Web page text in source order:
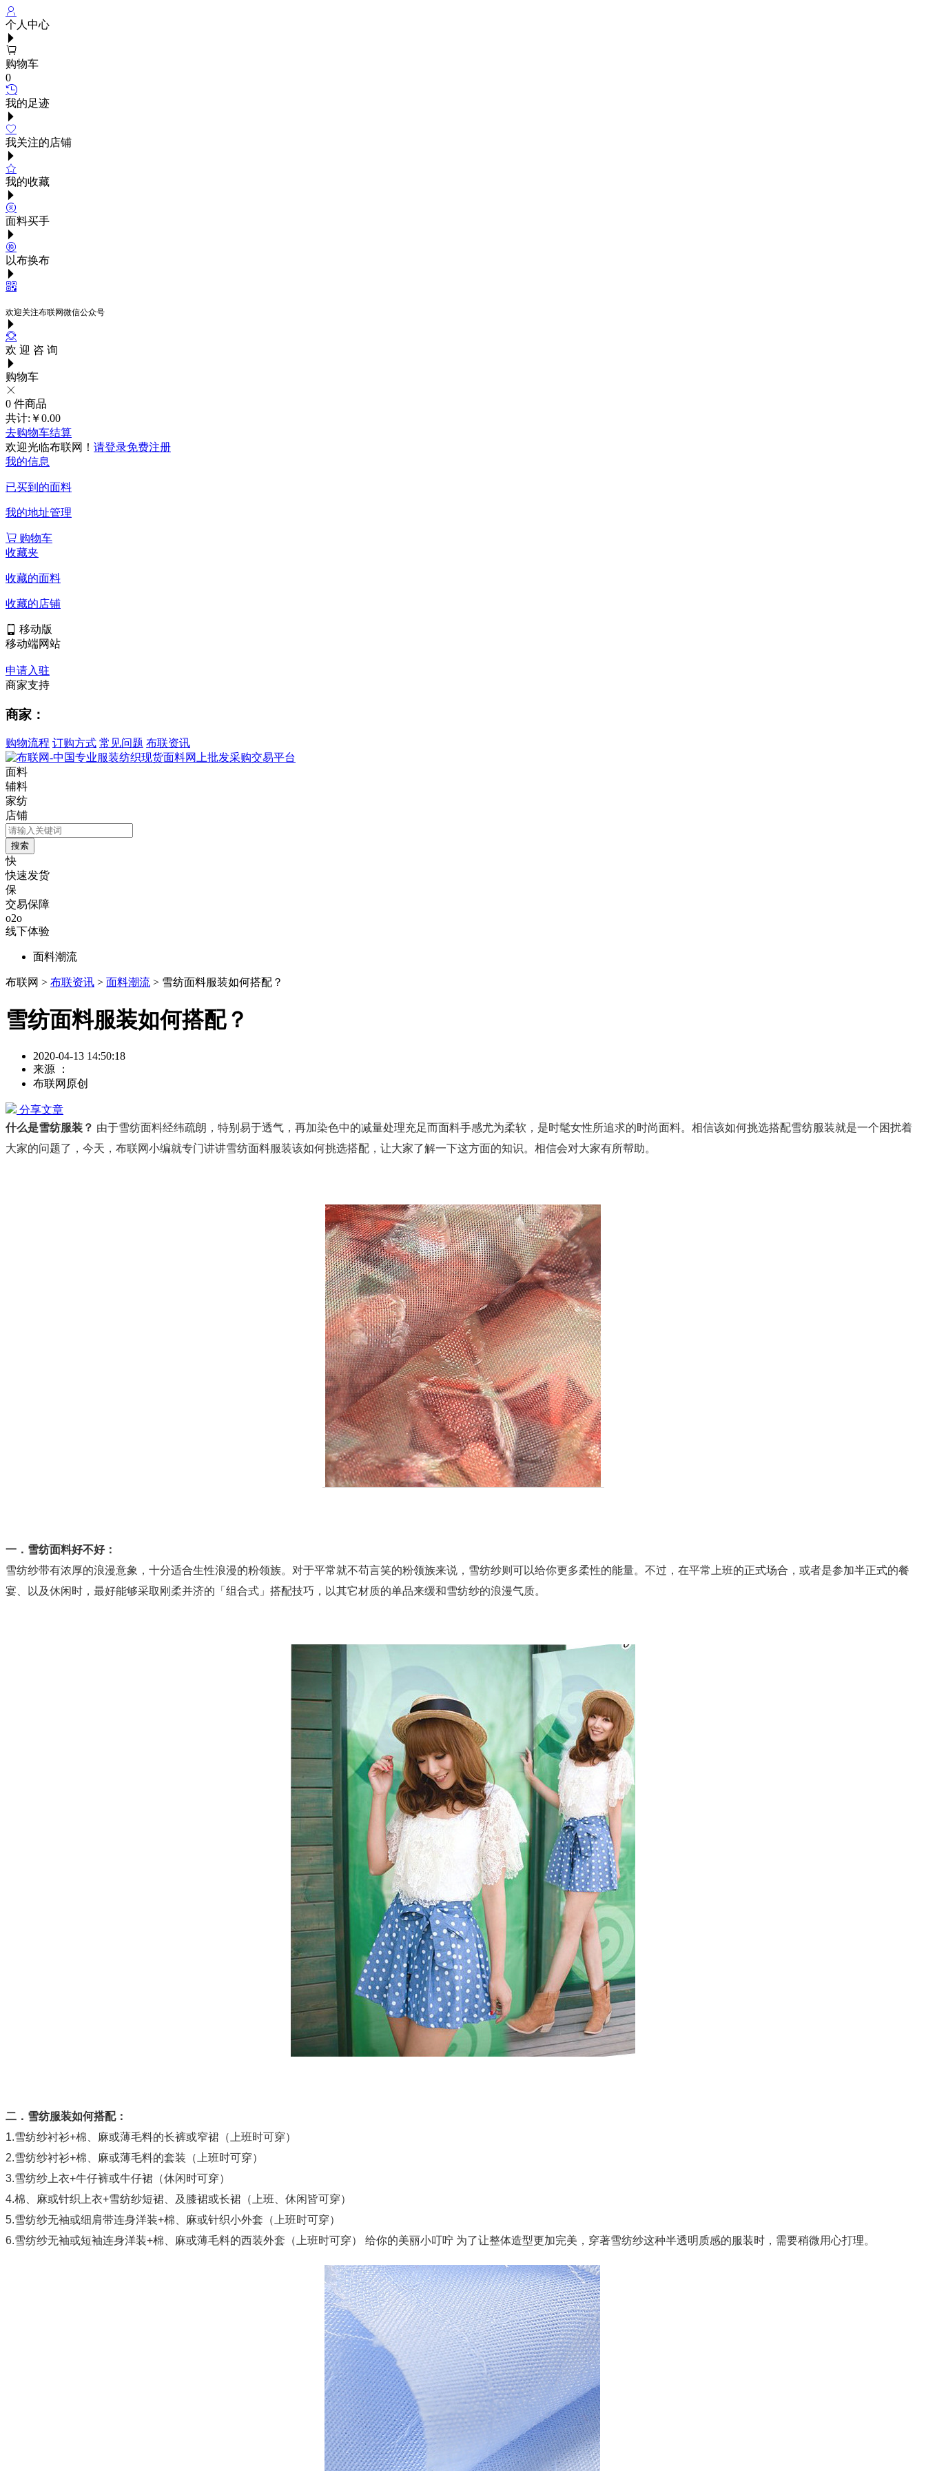
个人中心
购物车
0
我的足迹
我关注的店铺
我的收藏
面料买手
以布换布
欢迎关注布联网微信公众号
欢 迎 咨 询
购物车
0 件商品
共计: ￥0.00
去购物车结算
欢迎光临布联网！ 请登录免费注册
我的信息
已买到的面料
我的地址管理
购物车
收藏夹
收藏的面料
收藏的店铺
移动版
移动端网站
申请入驻
商家支持
商家：
购物流程 订购方式 常见问题 布联资讯
面料
辅料
家纺
店铺
快
快速发货
保
交易保障
o2o
线下体验
面料潮流
布联网 > 布联资讯 > 面料潮流 > 雪纺面料服装如何搭配？
雪纺面料服装如何搭配？
2020-04-13 14:50:18
来源 ：
布联网原创
分享文章
什么是雪纺服装？ 由于雪纺面料经纬疏朗，特别易于透气，再加染色中的减量处理充足而面料手感尤为柔软，是时髦女性所追求的时尚面料。相信该如何挑选搭配雪纺服装就是一个困扰着
大家的问题了，今天，布联网小编就专门讲讲雪纺面料服装该如何挑选搭配，让大家了解一下这方面的知识。相信会对大家有所帮助。
一．雪纺面料好不好：
雪纺纱带有浓厚的浪漫意象，十分适合生性浪漫的粉领族。对于平常就不苟言笑的粉领族来说，雪纺纱则可以给你更多柔性的能量。不过，在平常上班的正式场合，或者是参加半正式的餐
宴、以及休闲时，最好能够采取刚柔并济的「组合式」搭配技巧，以其它材质的单品来缓和雪纺纱的浪漫气质。
二．雪纺服装如何搭配：
1.雪纺纱衬衫+棉、麻或薄毛料的长裤或窄裙（上班时可穿）
2.雪纺纱衬衫+棉、麻或薄毛料的套装（上班时可穿）
3.雪纺纱上衣+牛仔裤或牛仔裙（休闲时可穿）
4.棉、麻或针织上衣+雪纺纱短裙、及膝裙或长裙（上班、休闲皆可穿）
5.雪纺纱无袖或细肩带连身洋装+棉、麻或针织小外套（上班时可穿）
6.雪纺纱无袖或短袖连身洋装+棉、麻或薄毛料的西装外套（上班时可穿） 给你的美丽小叮咛 为了让整体造型更加完美，穿著雪纺纱这种半透明质感的服装时，需要稍微用心打理。